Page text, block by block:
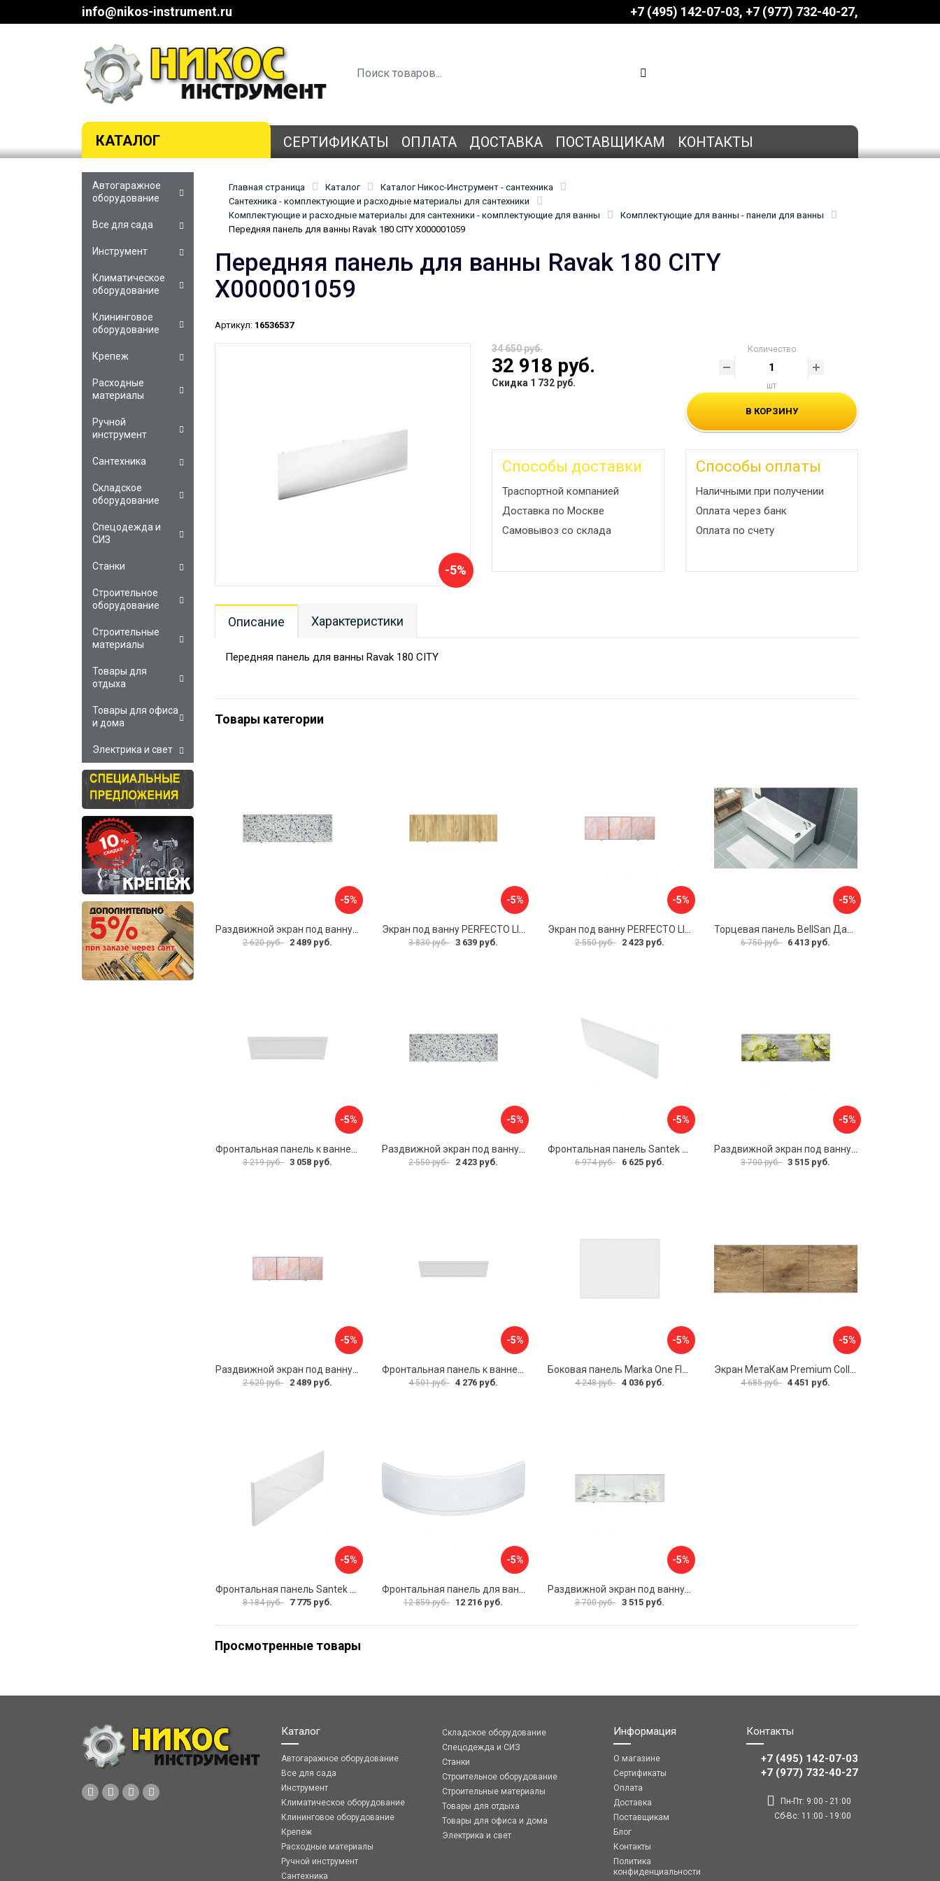
info@nikos-instrument.ru +7 (495) 142-07-03 ‎‎+7 (977) 732-40-27
КАТАЛОГ СЕРТИФИКАТЫ ОПЛАТА ДОСТАВКА ПОСТАВЩИКАМ КОНТАКТЫ
Главная страница Каталог
Каталог Никос-Инструмент - сантехника
Сантехника - комплектующие и расходные материалы для сантехники
Комплектующие и расходные материалы для сантехники - комплектующие для ванны
Комплектующие для ванны - панели для ванны
Передняя панель для ванны Ravak 180 CITY X000001059
Передняя панель для ванны Ravak 180 CITY
X000001059
Артикул: 16536537
-5%
34 650 руб.
32 918 руб.
Скидка 1 732 руб.
Количество
шт
В КОРЗИНУ
Способы доставки
Траспортной компанией
Доставка по Москве
Самовывоз со склада
Способы оплаты
Наличными при получении
Оплата через банк
Оплата по счету
Описание Характеристики
Передняя панель для ванны Ravak 180 CITY
Товары категории
-5%
2 620 руб. 2 489 руб.
-5%
3 830 руб. 3 639 руб.
-5%
2 550 руб. 2 423 руб.
-5%
6 750 руб. 6 413 руб.
-5%
Фронтальная панель к ванне Мия Aquatek 00000089315
3 219 руб. 3 058 руб.
-5%
Раздвижной экран под ванну PERFECTO LINEA 36-001511
2 550 руб. 2 423 руб.
-5%
Фронтальная панель Santek 1.WH30.2.498 00000067322
6 974 руб. 6 625 руб.
-5%
Раздвижной экран под ванну PERFECTO LINEA 36-031509
3 700 руб. 3 515 руб.
-5%
2 620 руб. 2 489 руб.
-5%
4 501 руб. 4 276 руб.
-5%
4 248 руб. 4 036 руб.
-5%
4 685 руб. 4 451 руб.
-5%
8 184 руб. 7 775 руб.
-5%
12 859 руб. 12 216 руб.
-5%
3 700 руб. 3 515 руб.
Просмотренные товары
Автогаражное
оборудование
Все для сада
Инструмент
Климатическое
оборудование
Клининговое
оборудование
Крепеж
Расходные
материалы
Ручной
инструмент
Сантехника
Складское
оборудование
Спецодежда и
СИЗ
Станки
Строительное
оборудование
Строительные
материалы
Товары для
отдыха
Товары для офиса
и дома
Электрика и свет
Каталог
Автогаражное оборудование
Все для сада
Инструмент
Климатическое оборудование
Клининговое оборудование
Крепеж
Расходные материалы
Ручной инструмент
Сантехника
Складское оборудование
Спецодежда и СИЗ
Станки
Строительное оборудование
Строительные материалы
Товары для отдыха
Товары для офиса и дома
Электрика и свет
Информация
О магазине
Сертификаты
Оплата
Доставка
Поставщикам
Блог
Контакты
Политика
конфиденциальности
Контакты
+7 (495) 142-07-03
‎‎+7 (977) 732-40-27
Пн-Пт: 9:00 - 21:00
Сб-Вс: 11:00 - 19:00